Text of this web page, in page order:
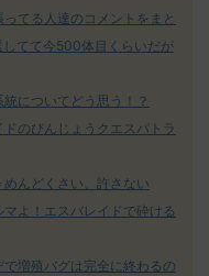
ってる人達のコメントをまと
てて今500体目くらいだが
統についてどう思う！？
ドのびんじょうクエスパトラ
めんどくさい、許さない
マよ！エスバレイドで砕ける
で増殖バグは完全に終わるの